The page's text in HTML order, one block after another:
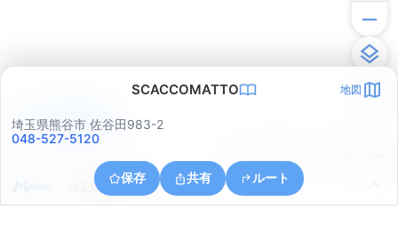
SCACCOMATTO 地図
埼玉県熊谷市 佐谷田983-2
048-527-5120
保存 共有 ルート
埼玉県熊谷市太井
アプリで見る